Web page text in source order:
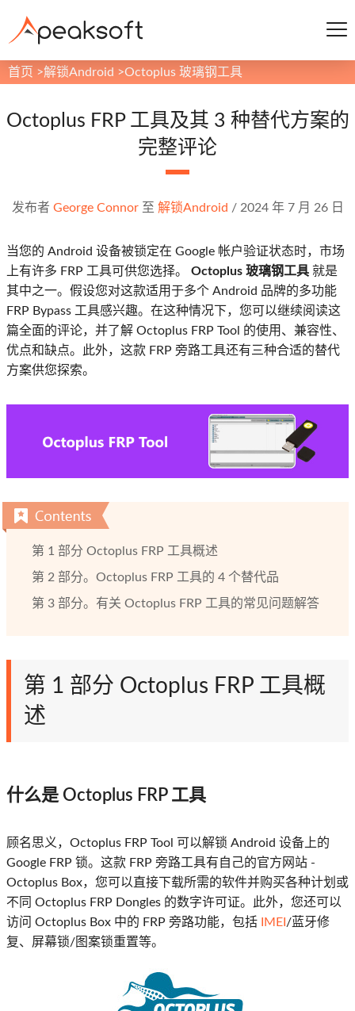
首页 >解锁Android >Octoplus 玻璃钢工具
Octoplus FRP 工具及其 3 种替代方案的
完整评论
发布者 George Connor至 解锁Android / 2024 年 7 月 26 日
当您的 Android 设备被锁定在 Google 帐户验证状态时，市场
上有许多 FRP 工具可供您选择。 Octoplus 玻璃钢工具 就是
其中之一。假设您对这款适用于多个 Android 品牌的多功能
FRP Bypass 工具感兴趣。在这种情况下，您可以继续阅读这
篇全面的评论，并了解 Octoplus FRP Tool 的使用、兼容性、
优点和缺点。此外，这款 FRP 旁路工具还有三种合适的替代
方案供您探索。
第 1 部分 Octoplus FRP 工具概述
第 2 部分。Octoplus FRP 工具的 4 个替代品
第 3 部分。有关 Octoplus FRP 工具的常见问题解答
第 1 部分 Octoplus FRP 工具概
述
什么是 Octoplus FRP 工具
顾名思义，Octoplus FRP Tool 可以解锁 Android 设备上的
Google FRP 锁。这款 FRP 旁路工具有自己的官方网站 -
Octoplus Box，您可以直接下载所需的软件并购买各种计划或
不同 Octoplus FRP Dongles 的数字许可证。此外，您还可以
访问 Octoplus Box 中的 FRP 旁路功能，包括
IMEI /蓝牙修
复、屏幕锁/图案锁重置等。